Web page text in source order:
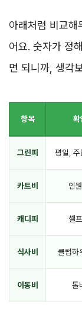
아래처럼 비교해
어요. 숫자가 정
면 되니까, 생각
항목 확
그린피 평일, 주
카트비 인
캐디피 셀
식사비 클럽하
이동비 톨